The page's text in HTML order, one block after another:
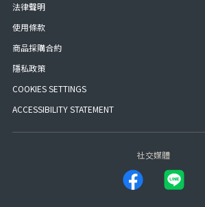
法律聲明
使用條款
商品採購合約
隱私政策
COOKIES SETTINGS
ACCESSIBILITY STATEMENT
社交媒體